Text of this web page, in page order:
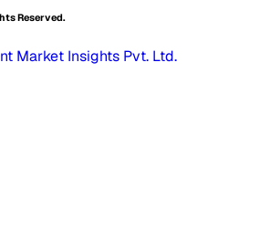
Reserved.
Market Insights Pvt. Ltd.